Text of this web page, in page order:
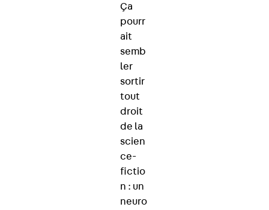
Ça
pourr
ait
semb
ler
sortir
tout
droit
de la
scien
ce-
fictio
n : un
neuro